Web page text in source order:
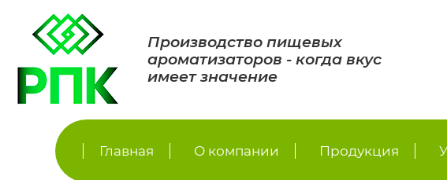
Производство пищевых
ароматизаторов - когда вкус
имеет значение
Главная О компании Продукция